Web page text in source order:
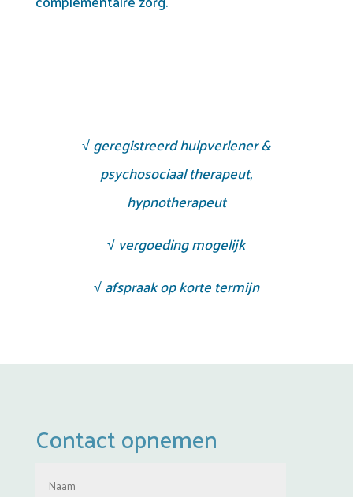
√geregistreerd hulpverlener &
psychosociaal therapeut,
hypnotherapeut
√vergoeding mogelijk
√afspraak op korte termijn
Contact opnemen